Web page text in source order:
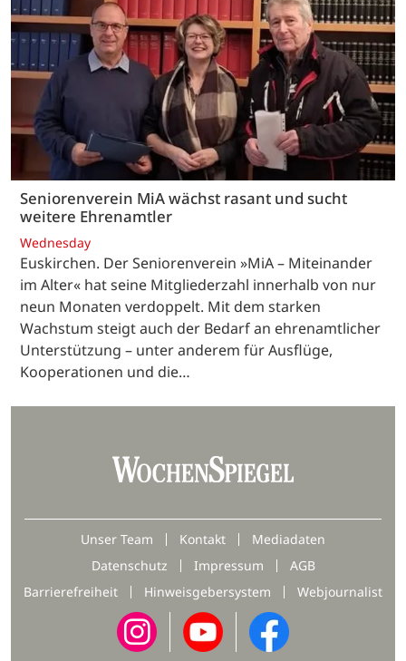
Seniorenverein MiA wächst rasant und sucht
weitere Ehrenamtler
Wednesday
Euskirchen. Der Seniorenverein »MiA – Miteinander
im Alter« hat seine Mitgliederzahl innerhalb von nur
neun Monaten verdoppelt. Mit dem starken
Wachstum steigt auch der Bedarf an ehrenamtlicher
Unterstützung – unter anderem für Ausflüge,
Kooperationen und die…
Unser Team Kontakt
Mediadaten
Datenschutz
Impressum
AGB
Barrierefreiheit
Hinweisgebersystem Webjournalist